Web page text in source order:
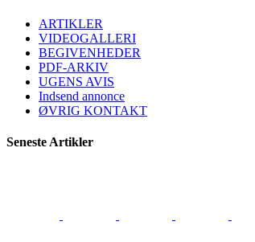
ARTIKLER
VIDEOGALLERI
BEGIVENHEDER
PDF-ARKIV
UGENS AVIS
Indsend annonce
ØVRIG KONTAKT
Seneste Artikler